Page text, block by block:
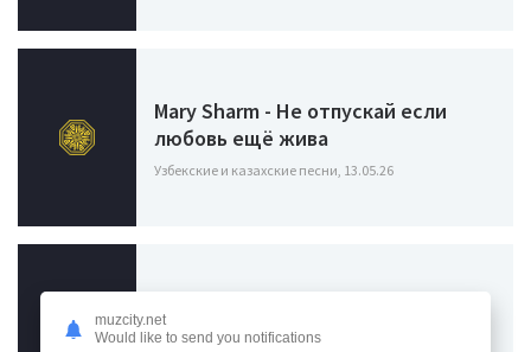
Mary Sharm - Не отпускай если
любовь ещё жива
Узбекские и казахские песни, 13.05.26
Uncommon - Любовь Молчит
muzcity.net
Would like to send you notifications